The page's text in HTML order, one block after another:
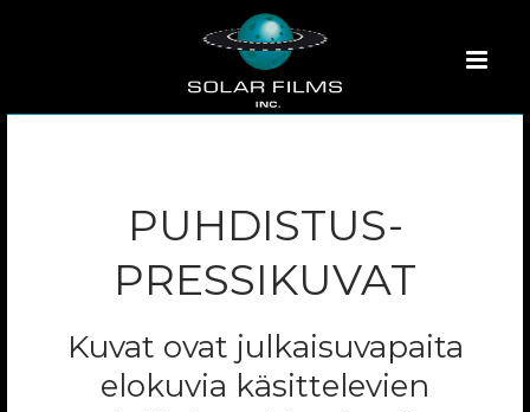
PUHDISTUS-
PRESSIKUVAT
Kuvat ovat julkaisuvapaita
elokuvia käsittelevien